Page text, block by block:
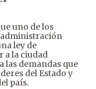
uno de los
ley de
a la ciudad
las demandas que
del Estado y
país.